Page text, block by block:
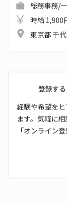
総務事務/
時給 1,900
東京都 千
登録す
経験や希望を
ます。気軽に
「オンライン